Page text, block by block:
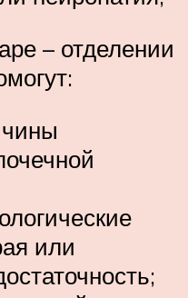
– отделении
или